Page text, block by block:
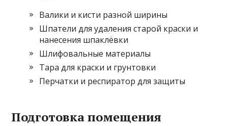
Валики и кисти разной ширины
Шпатели для удаления старой краски и
нанесения шпаклёвки
Шлифовальные материалы
Тара для краски и грунтовки
Перчатки и респиратор для защиты
Подготовка помещения